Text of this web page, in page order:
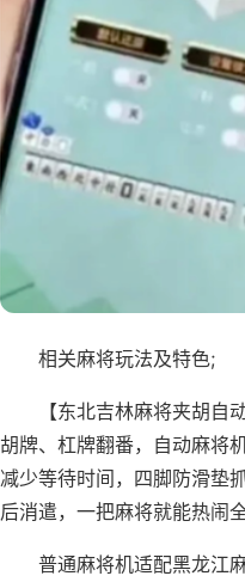
相关麻将玩法及特色;
【东北吉林麻将夹胡
胡牌、杠牌翻番，自动麻将
减少等待时间，四脚防滑垫
后消遣，一把麻将就能热闹
普通麻将机适配黑龙江